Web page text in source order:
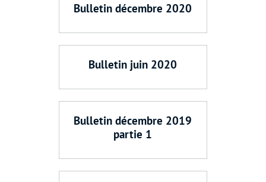
Bulletin décembre 2020
Bulletin juin 2020
Bulletin décembre 2019
partie 1